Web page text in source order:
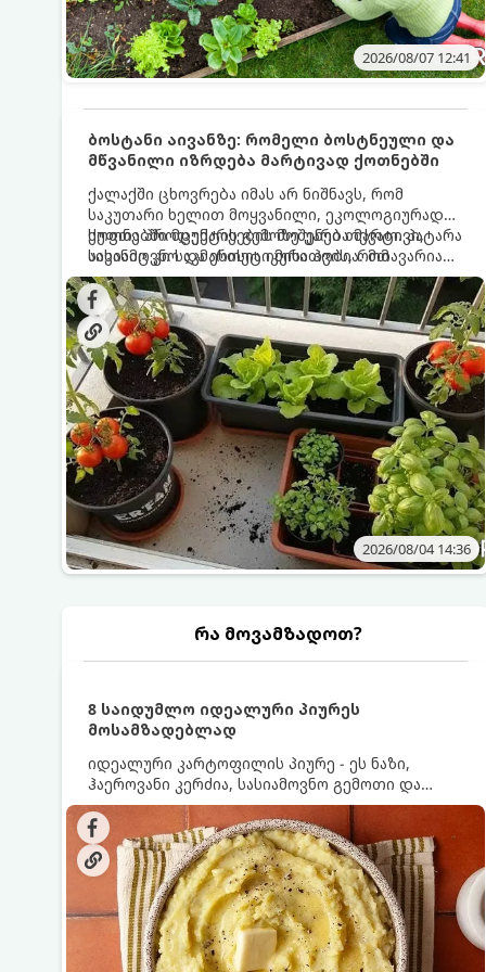
2026/08/07 12:41
ბოსტანი აივანზე: რომელი ბოსტნეული და
მწვანილი იზრდება მარტივად ქოთნებში
ქალაქში ცხოვრება იმას არ ნიშნავს, რომ
საკუთარი ხელით მოყვანილი, ეკოლოგიურად
სუფთა პროდუქტის გემოზე უარი თქვათ. პატარა
აივანიც კი საკმარისია იმისათვის, რომ
მოიწყოთ მინი-ბოსტანი, საიდანაც
ყოველდღიურად ახალ, არომატულ მწვანილსა
და ბოსტნეულს მოკრეფთ.
ქოთნებში მცენარეების მოშენება მარტივი,
სასიამოვნო და ესთეტიკური ჰობია. მთავარია
იცოდეთ, რომელი კულტურები ეგუებიან
ქოთნის პირობებს ყველაზე კარგად და როგორ
მოუაროთ მათ სწორად.
2026/08/04 14:36
რა მოვამზადოთ?
8 საიდუმლო იდეალური პიურეს
მოსამზადებლად
იდეალური კარტოფილის პიურე - ეს ნაზი,
ჰაეროვანი კერძია, სასიამოვნო გემოთი და
ნაღების-მოყვითალო ფერით. მისი მომზადება
ძალიან მარტივია, მაგრამ არსებობს რამდენიმე
საიდუმლო, რომლებიც უნდა იცოდეთ, რომ
პიურე იდეალურად გემრიელი გამოვიდეს.